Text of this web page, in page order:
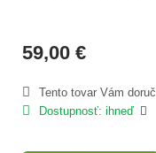
59,00 €
Tento tovar Vám
Dostupnosť: ihneď